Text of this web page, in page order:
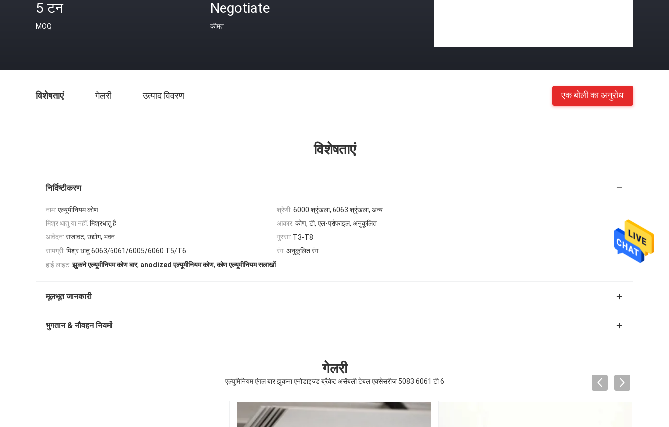
5 टन
MOQ
Negotiate
कीमत
विशेषताएं गेलरी उत्पाद विवरण एक बोली का अनुरोध
विशेषताएं
निर्दिष्टीकरण
नाम: एल्यूमीनियम कोण श्रेणी: 6000 श्रृंखला, 6063 श्रृंखला, अन्य
मिश्र धातु या नहीं: मिश्रधातु है आकार: कोण, टी, एल-प्रोफाइल, अनुकूलित
आवेदन: सजावट, उद्योग, भवन गुस्सा: T3-T8
सामग्री: मिश्र धातु 6063/6061/6005/6060 T5/T6 रंग: अनुकूलित रंग
हाई लाइट: झुकने एल्यूमीनियम कोण बार, anodized एल्यूमीनियम कोण,कोण एल्यूमीनियम सलाखों
मूलभूत जानकारी
भुगतान & नौवहन नियमों
गेलरी
एल्युमिनियम एंगल बार झुकना एनोडाइज्ड ब्रैकेट असेंबली टेबल एक्सेसरीज 5083 6061 टी 6